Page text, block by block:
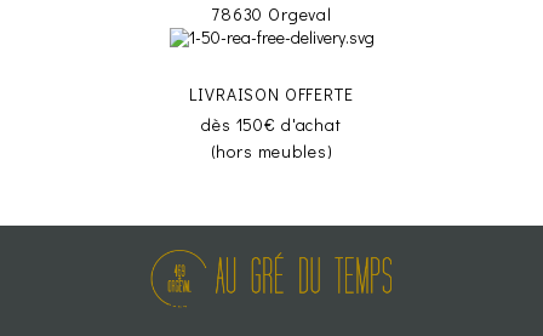
78630 Orgeval
LIVRAISON OFFERTE
dès 150€ d'achat
(hors meubles)